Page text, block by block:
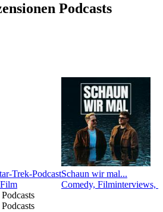
Podcasts
Trek-PodcastSchaun wir mal...
Comedy, Filminterviews,